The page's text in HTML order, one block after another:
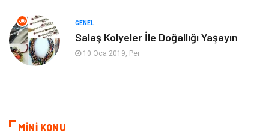
Mobilya
Astroloji
GENEL
Salaş Kolyeler İle Doğallığı Yaşayın
10 Oca 2019, Per
MİNİ KONU